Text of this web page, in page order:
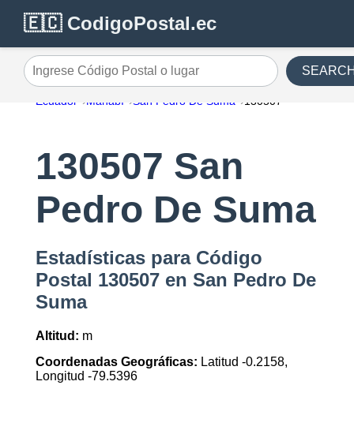
🇪🇨 CodigoPostal.ec
Ingrese Código Postal o lugar
Ecuador Manabí San Pedro De Suma 130507
130507 San
Pedro De Suma
Estadísticas para Código
Postal 130507 en San Pedro De
Suma
Altitud: m
Coordenadas Geográficas: Latitud -0.2158,
Longitud -79.5396